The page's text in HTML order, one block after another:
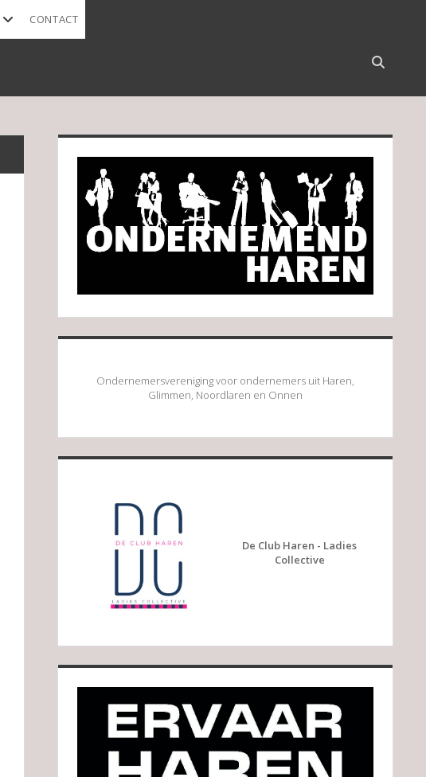
Open
bar
open
menu
CONTACT
Sidebar
Ondernemersvereniging voor ondernemers uit Haren,
Glimmen, Noordlaren en Onnen
De Club Haren - Ladies
Collective